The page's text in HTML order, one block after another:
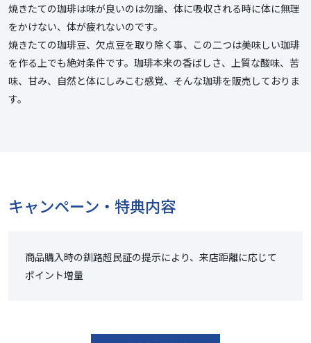
焼きたての珈琲は味が良いのは勿論、体に吸収される時に体に無理
をかけない、体が疲れないのです。
焼きたての珈琲豆、欠点豆を取り除く事、この二つは美味しい珈琲
を作る上でも絶対条件です。珈琲本来の香ばしさ、上質な酸味、苦
味、甘み、自然と体にしみこむ感覚、そんな珈琲を販売しておりま
す。
キャンペーン・特典内容
商品購入時の釧路超民証の提示により、来店距離に応じて
ポイント増量